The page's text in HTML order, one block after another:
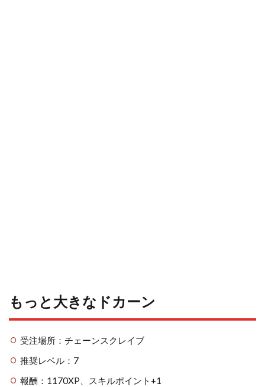
もっと大きなドカーン
受注場所：チェーンスクレイブ
推奨レベル：7
報酬：1170XP、スキルポイント+1